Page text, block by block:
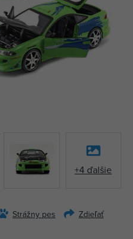
+4 ďalšie
Strážny pes Zdieľať